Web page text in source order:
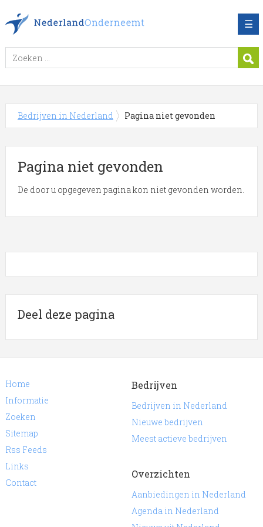
☰
Bedrijven in Nederland Pagina niet gevonden
Pagina niet gevonden
De door u opgegeven pagina kon niet gevonden worden.
Deel deze pagina
Home
Informatie
Zoeken
Sitemap
Rss Feeds
Links
Contact
Bedrijven
Bedrijven in Nederland
Nieuwe bedrijven
Meest actieve bedrijven
Overzichten
Aanbiedingen in Nederland
Agenda in Nederland